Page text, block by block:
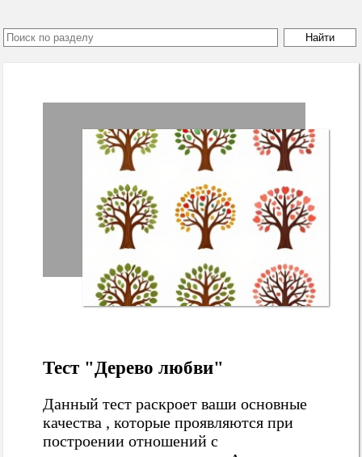
Тест "Дерево любви"
Данный тест раскроет ваши основные
качества , которые проявляются при
построении отношений с